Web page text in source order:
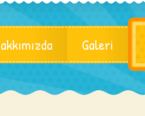
Galeri